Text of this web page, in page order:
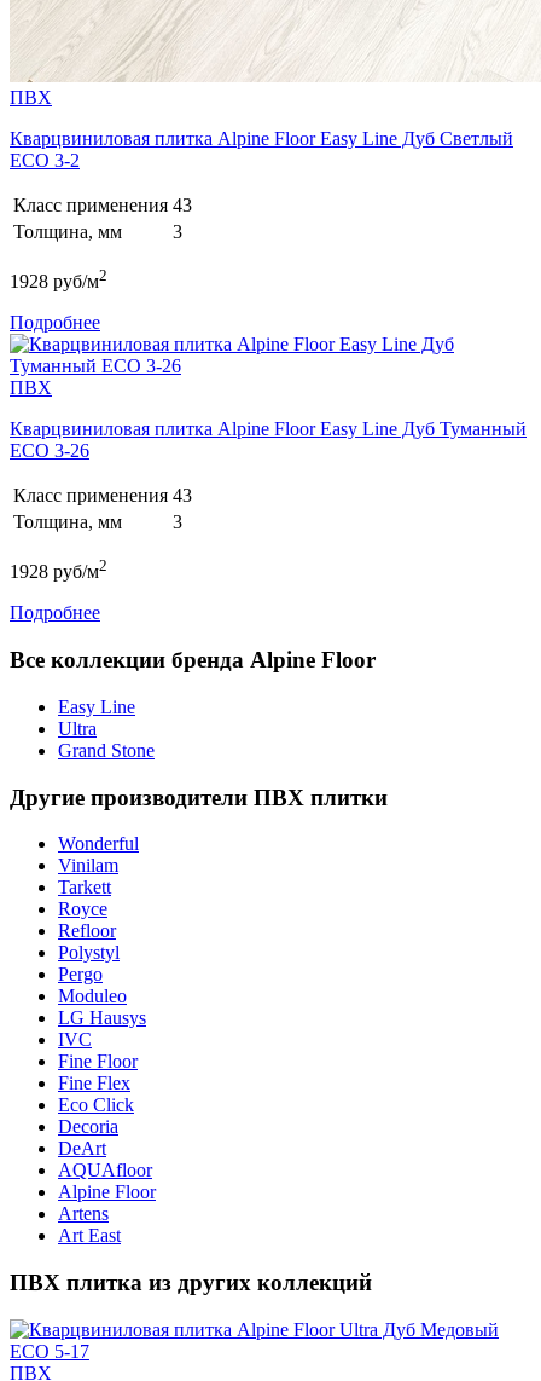
ПВХ
Кварцвиниловая плитка Alpine Floor Easy Line Дуб Светлый
ECO 3-2
Класс применения 43
Толщина, мм
3
1928 руб/м2
Подробнее
ПВХ
Кварцвиниловая плитка Alpine Floor Easy Line Дуб Туманный
ECO 3-26
Класс применения 43
Толщина, мм
3
1928 руб/м2
Подробнее
Все коллекции бренда Alpine Floor
Easy Line
Ultra
Grand Stone
Другие производители ПВХ плитки
Wonderful
Vinilam
Tarkett
Royce
Refloor
Polystyl
Pergo
Moduleo
LG Hausys
IVC
Fine Floor
Fine Flex
Eco Click
Decoria
DeArt
AQUAfloor
Alpine Floor
Artens
Art East
ПВХ плитка из других коллекций
ПВХ